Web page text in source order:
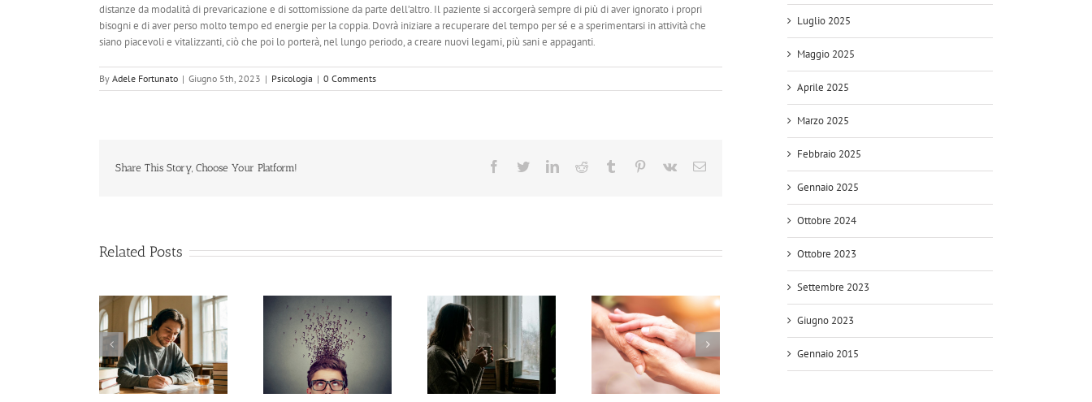
distanze da modalità di prevaricazione e di sottomissione da parte dell’altro. Il paziente si accorgerà sempre di più di aver ignorato i propri
bisogni e di aver perso molto tempo ed energie per la coppia. Dovrà iniziare a recuperare del tempo per sé e a sperimentarsi in attività che
siano piacevoli e vitalizzanti, ciò che poi lo porterà, nel lungo periodo, a creare nuovi legami, più sani e appaganti.
By Adele Fortunato | Giugno 5th, 2023 | Psicologia | 0 Comments
Share This Story, Choose Your Platform! Facebook
TwitterLinkedInReddit Tumblr Pinterest
Vk Email
Related Posts
Ansia da esame
universitario: come
riconoscerla e
gestirla
Amore o Trappola? I
10 Segnali Nascosti
di una Relazione
Tossica
Stress da caregiving:
come affrontare il
peso invisibile
Affrontare il
Cambiamento:
Consigli Psicologici
per Superare le Fasi
di Transizione
Luglio 2025
Maggio 2025
Aprile 2025
Marzo 2025
Febbraio 2025
Gennaio 2025
Ottobre 2024
Ottobre 2023
Settembre 2023
Giugno 2023
Gennaio 2015